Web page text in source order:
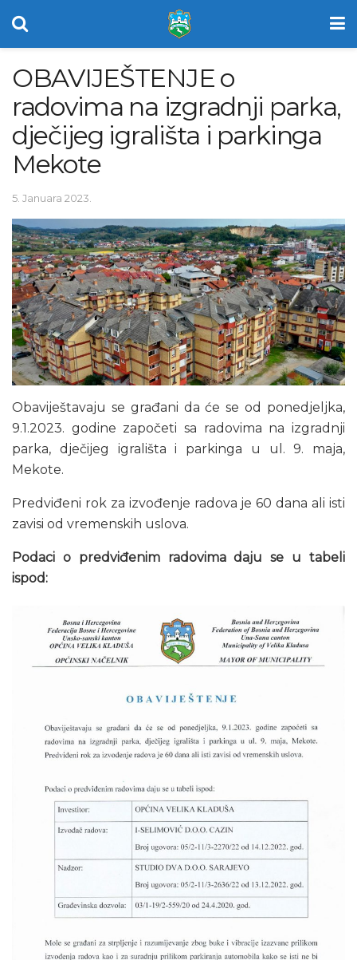
OBAVIJEŠTENJE o
radovima na izgradnji parka,
dječijeg igrališta i parkinga
Mekote
5. Januara 2023.
Obaviještavaju se građani da će se od ponedjeljka,
9.1.2023. godine započeti sa radovima na izgradnji
parka, dječijeg igrališta i parkinga u ul. 9. maja,
Mekote.
Predviđeni rok za izvođenje radova je 60 dana ali isti
zavisi od vremenskih uslova.
Podaci o predviđenim radovima daju se u tabeli
ispod: